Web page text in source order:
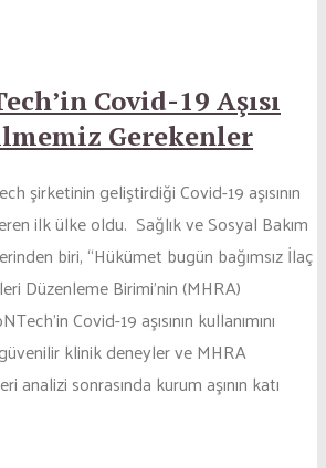
Covid-19 Aşısı
Gerekenler
şirketinin geliştirdiği Covid-19 aşısının
ilk ülke oldu. Sağlık ve Sosyal Bakım
biri, “Hükümet bugün bağımsız İlaç
Düzenleme Birimi’nin (MHRA)
Covid-19 aşısının kullanımını
klinik deneyler ve MHRA
analizi sonrasında kurum aşının katı